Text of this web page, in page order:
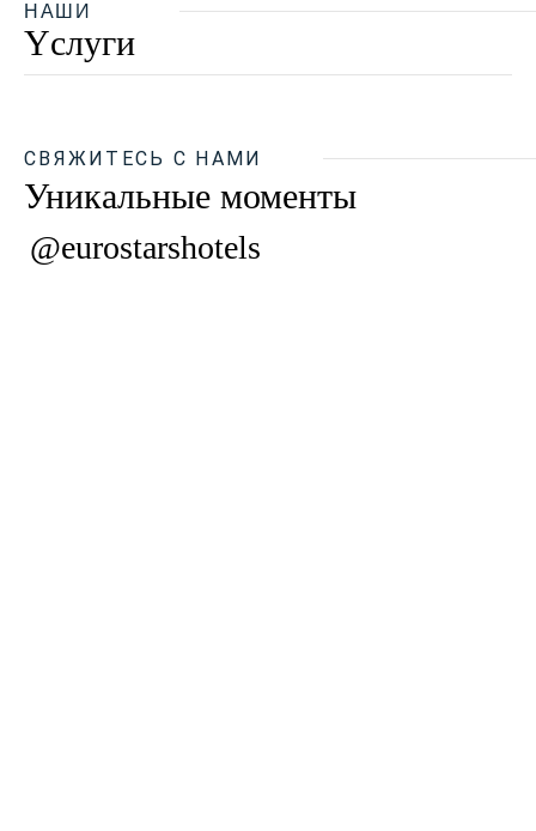
НАШИ
Yслуги
СВЯЖИТЕСЬ С НАМИ
Уникальные моменты
@eurostarshotels